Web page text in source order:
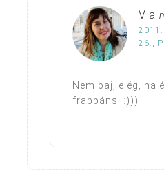
Via
2011.
26.,
Nem baj, elég, ha
frappáns. :)))